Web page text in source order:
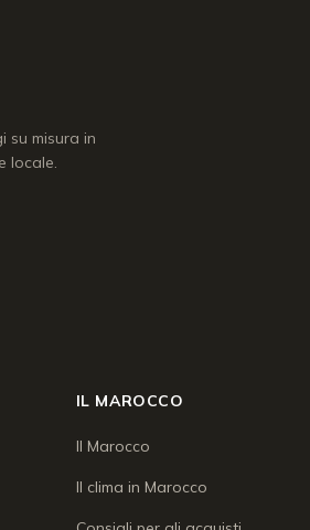
su misura in
locale.
IL MAROCCO
Il Marocco
Il clima in Marocco